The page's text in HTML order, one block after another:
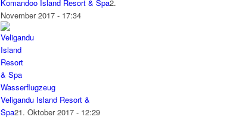
Komandoo Island Resort & Spa2.
November 2017 - 17:34
Veligandu Island Resort &
Spa21. Oktober 2017 - 12:29